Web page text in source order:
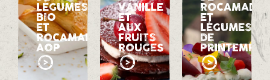
LÉGUMES
BIO
ET
ROCAMADOUR
AOP
VANILLE
ET
AUX
FRUITS
ROUGES
ET
LÉGUMES
DE
PRINTEMPS